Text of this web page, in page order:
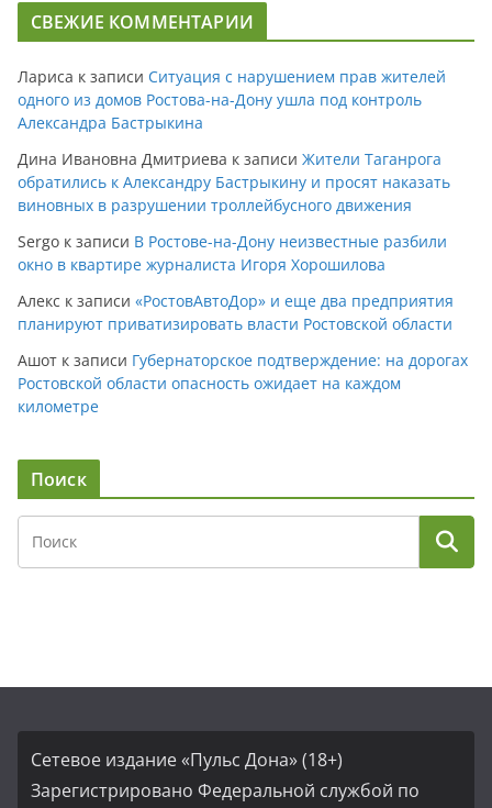
СВЕЖИЕ КОММЕНТАРИИ
Лариса к записи Ситуация с нарушением прав жителей
одного из домов Ростова-на-Дону ушла под контроль
Александра Бастрыкина
Дина Ивановна Дмитриева к записи Жители Таганрога
обратились к Александру Бастрыкину и просят наказать
виновных в разрушении троллейбусного движения
Sergo к записи В Ростове-на-Дону неизвестные разбили
окно в квартире журналиста Игоря Хорошилова
Алекс к записи «РостовАвтоДор» и еще два предприятия
планируют приватизировать власти Ростовской области
Ашот к записи Губернаторское подтверждение: на дорогах
Ростовской области опасность ожидает на каждом
километре
Поиск
Сетевое издание «Пульс Дона» (18+)
Зарегистрировано Федеральной службой по